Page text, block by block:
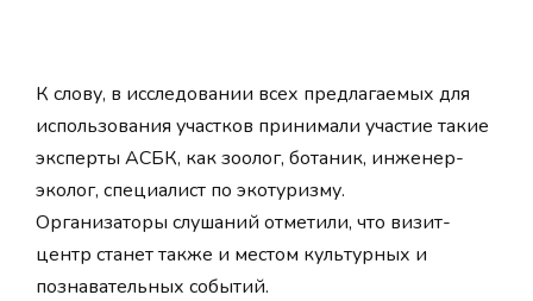
К слову, в исследовании всех предлагаемых для
использования участков принимали участие такие
эксперты АСБК, как зоолог, ботаник, инженер-
эколог, специалист по экотуризму.
Организаторы слушаний отметили, что визит-
центр станет также и местом культурных и
познавательных событий.